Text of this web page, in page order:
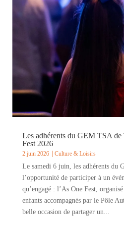
Les adhérents du GEM TSA
Fest 2026
2 juin 2026 Culture & Loisirs
Le samedi 6 juin, les adhérents du
l’opportunité de participer à un
qu’engagé : l’As One Fest,
enfants accompagnés par le Pôle
belle occasion de partager un...